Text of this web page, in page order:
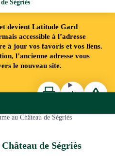
devient Latitude Gard
accessible à l’adresse
à jour vos favoris et vos liens.
l’ancienne adresse vous
le nouveau site.
Ségriès
ImprimerTéléchargerSignaler
au Château de Ségriès
de Ségriès